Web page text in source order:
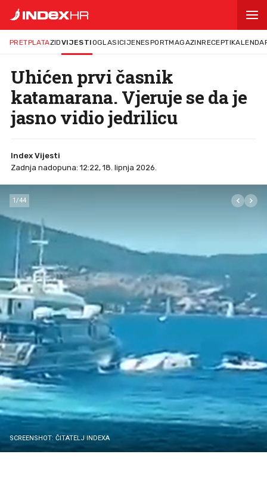
PRETPLATAZIDVIJESTIOGLASICIJENESPORTMAGAZINRECEPTI
Uhićen prvi časnik
katamarana. Vjeruje se da je
jasno vidio jedrilicu
Index Vijesti
Zadnja nadopuna: 12:22, 18. lipnja 2026.
1/44
SCREENSHOT: ČITATELJ INDEXA